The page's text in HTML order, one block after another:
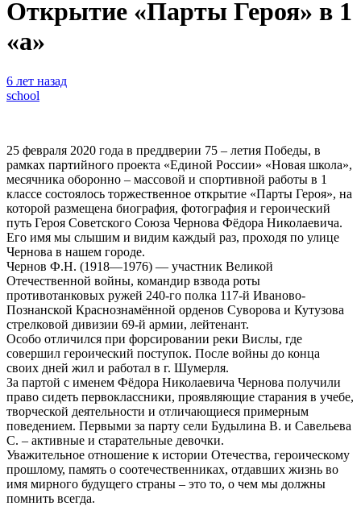
Открытие «Парты Героя» в 1
«а»
6 лет назад
school
25 февраля 2020 года в преддверии 75 – летия Победы, в
рамках партийного проекта «Единой России» «Новая школа»,
месячника оборонно – массовой и спортивной работы в 1
классе состоялось торжественное открытие «Парты Героя», на
которой размещена биография, фотография и героический
путь Героя Советского Союза Чернова Фёдора Николаевича.
Его имя мы слышим и видим каждый раз, проходя по улице
Чернова в нашем городе.
Чернов Ф.Н. (1918—1976) — участник Великой
Отечественной войны, командир взвода роты
противотанковых ружей 240-го полка 117-й Иваново-
Познанской Краснознамённой орденов Суворова и Кутузова
стрелковой дивизии 69-й армии, лейтенант.
Особо отличился при форсировании реки Вислы, где
совершил героический поступок. После войны до конца
своих дней жил и работал в г. Шумерля.
За партой с именем Фёдора Николаевича Чернова получили
право сидеть первоклассники, проявляющие старания в учебе,
творческой деятельности и отличающиеся примерным
поведением. Первыми за парту сели Будылина В. и Савельева
С. – активные и старательные девочки.
Уважительное отношение к истории Отечества, героическому
прошлому, память о соотечественниках, отдавших жизнь во
имя мирного будущего страны – это то, о чем мы должны
помнить всегда.